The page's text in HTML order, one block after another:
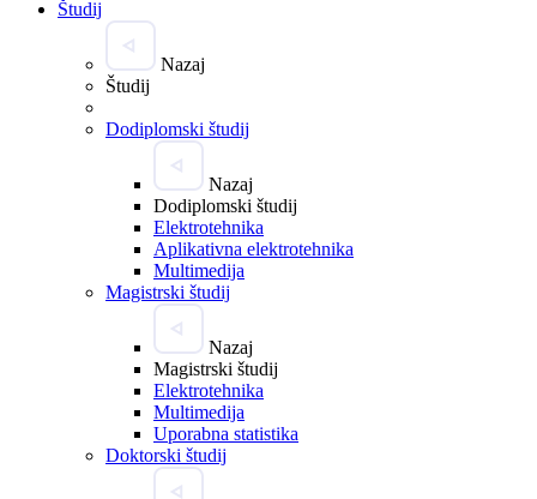
Študij
Nazaj
Študij
Dodiplomski študij
Nazaj
Dodiplomski študij
Elektrotehnika
Aplikativna elektrotehnika
Multimedija
Magistrski študij
Nazaj
Magistrski študij
Elektrotehnika
Multimedija
Uporabna statistika
Doktorski študij